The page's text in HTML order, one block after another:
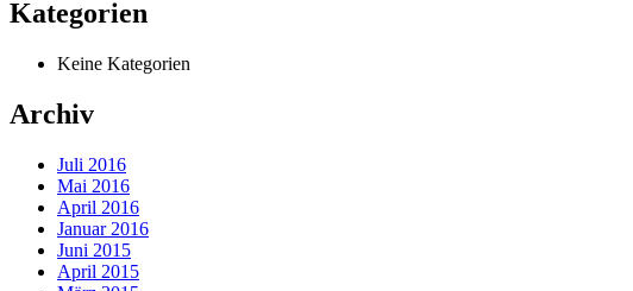
Kategorien
Keine Kategorien
Archiv
Juli 2016
Mai 2016
April 2016
Januar 2016
Juni 2015
April 2015